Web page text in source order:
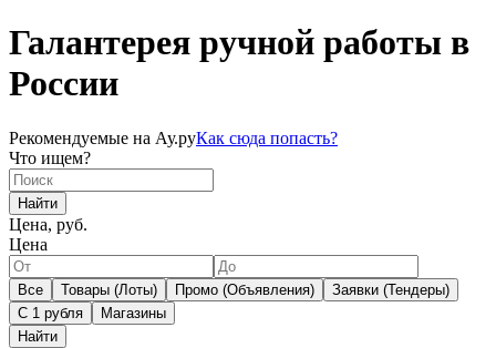
Галантерея ручной работы в
России
Рекомендуемые на Ау.руКак сюда попасть?
Что ищем?
Найти
Цена, руб.
Цена
Все Товары (Лоты) Промо (Объявления)
Заявки (Тендеры)
С 1 рубля
Магазины